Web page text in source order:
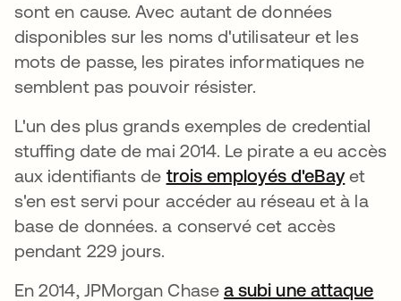
sont en cause. Avec autant de données
disponibles sur les noms d'utilisateur et les
mots de passe, les pirates informatiques ne
semblent pas pouvoir résister.
L'un des plus grands exemples de credential
stuffing date de mai 2014. Le pirate a eu accès
aux identifiants de trois employés d'eBayet
s'en est servi pour accéder au réseau et à la
base de données. a conservé cet accès
pendant 229 jours.
En 2014, JPMorgan Chase a subi une attaque